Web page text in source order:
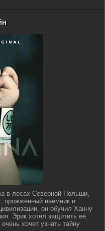
в лесах Северной Польши,
прожженный наёмник и
он обучил Ханну
Эрик хотел защитить её
хочет узнать тайну